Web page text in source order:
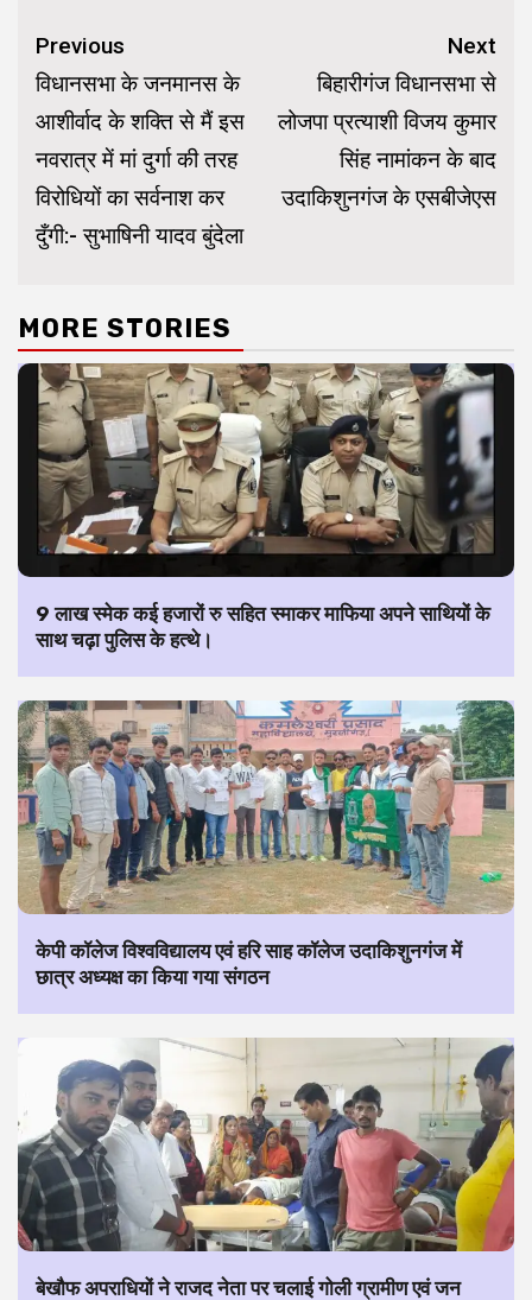
Continue
Reading
Previous
विधानसभा के जनमानस के
आशीर्वाद के शक्ति से मैं इस
नवरात्र में मां दुर्गा की तरह
विरोधियों का सर्वनाश कर
दुँगी:- सुभाषिनी यादव बुंदेला
Next
बिहारीगंज विधानसभा से
लोजपा प्रत्याशी विजय कुमार
सिंह नामांकन के बाद
उदाकिशुनगंज के एसबीजेएस
MORE STORIES
9 लाख स्मेक कई हजारों रु सहित स्माकर माफिया अपने साथियों के
साथ चढ़ा पुलिस के हत्थे।
केपी कॉलेज विश्वविद्यालय एवं हरि साह कॉलेज उदाकिशुनगंज में
छात्र अध्यक्ष का किया गया संगठन
बेखौफ अपराधियों ने राजद नेता पर चलाई गोली ग्रामीण एवं जन